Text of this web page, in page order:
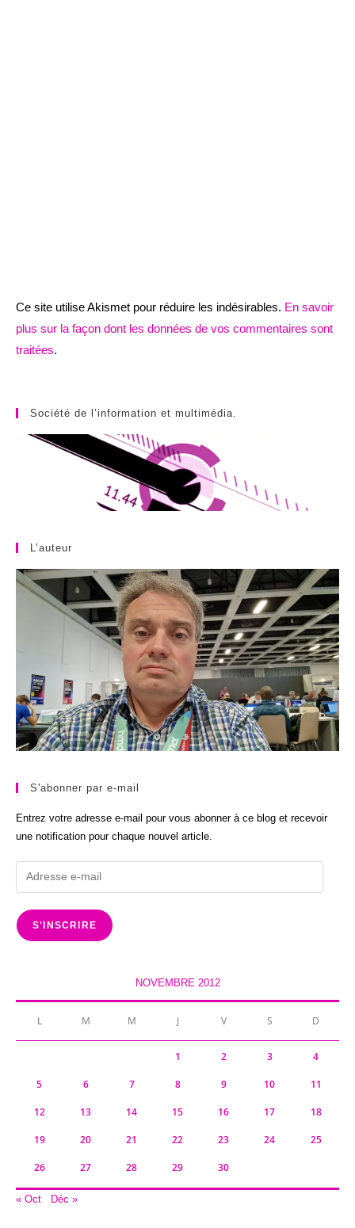
Ce site utilise Akismet pour réduire les indésirables. En savoir
plus sur la façon dont les données de vos commentaires sont
traitées.
Société de l’information et multimédia.
L’auteur
S'abonner par e-mail
Entrez votre adresse e-mail pour vous abonner à ce blog et recevoir
une notification pour chaque nouvel article.
Adresse
e-
mail
S'INSCRIRE
NOVEMBRE 2012
L M M J V S D
1 2 3 4
5 6 7 8 9 10 11
12 13 14 15 16 17 18
19 20 21 22 23 24 25
26 27 28 29 30
« Oct Déc »